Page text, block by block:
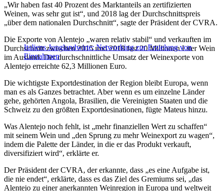
„Wir haben fast 40 Prozent des Marktanteils an zertifizierten
Weinen, was sehr gut ist“, und 2018 lag der Durchschnittspreis
„über dem nationalen Durchschnitt“, sagte der Präsident der CVRA.
Italiens Junglandwirte: Networking zur Erzielung von
Einnahmen
Die Exporte von Alentejo „waren relativ stabil“ und verkauften im
Durchschnitt zwischen 2015 und 2018 fast 20 Millionen Liter Wein
im Ausland. Der durchschnittliche Umsatz der Weinexporte von
Alentejo erreichte 62,3 Millionen Euro.
Die wichtigste Exportdestination der Region bleibt Europa, wenn
man es als Ganzes betrachtet. Aber wenn es um einzelne Länder
gehe, gehörten Angola, Brasilien, die Vereinigten Staaten und die
Schweiz zu den größten Exportdesinationen, fügte Mateus hinzu.
Was Alentejo noch fehlt, ist „mehr finanziellen Wert zu schaffen“
mit seinem Wein und „den Sprung zu mehr Weinexport zu wagen“,
indem die Palette der Länder, in die er das Produkt verkauft,
diversifiziert wird“, erklärte er.
Der Präsident der CVRA, der erkannte, dass „es eine Aufgabe ist,
die nie endet“, erklärte, dass es das Ziel des Gremiums sei, „das
Alentejo zu einer anerkannten Weinregion in Europa und weltweit